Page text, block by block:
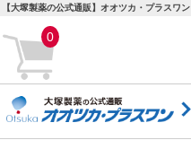
【大塚製薬の公式通販】オオツカ・プラスワン
0